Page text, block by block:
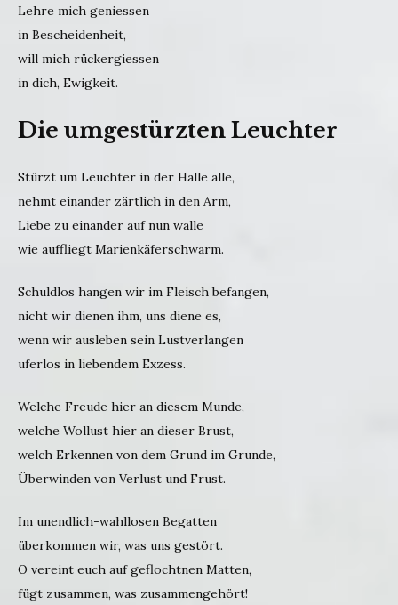
Lehre mich geniessen
in Bescheidenheit,
will mich rückergiessen
in dich, Ewigkeit.
Die umgestürzten Leuchter
Stürzt um Leuchter in der Halle alle,
nehmt einander zärtlich in den Arm,
Liebe zu einander auf nun walle
wie auffliegt Marienkäferschwarm.
Schuldlos hangen wir im Fleisch befangen,
nicht wir dienen ihm, uns diene es,
wenn wir ausleben sein Lustverlangen
uferlos in liebendem Exzess.
Welche Freude hier an diesem Munde,
welche Wollust hier an dieser Brust,
welch Erkennen von dem Grund im Grunde,
Überwinden von Verlust und Frust.
Im unendlich-wahllosen Begatten
überkommen wir, was uns gestört.
O vereint euch auf geflochtnen Matten,
fügt zusammen, was zusammengehört!